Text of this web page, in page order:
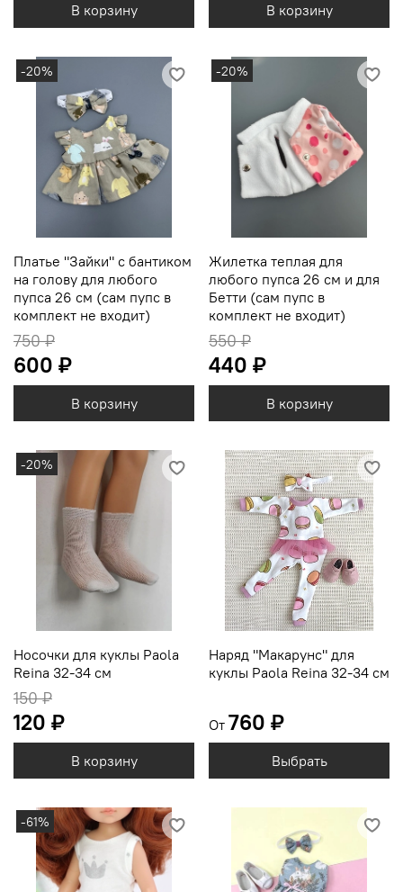
В корзину В корзину
-20%
Платье "Зайки" с бантиком
на голову для любого
пупса 26 см (сам пупс в
комплект не входит)
750 ₽
600 ₽
В корзину
-20%
Жилетка теплая для
любого пупса 26 см и для
Бетти (сам пупс в
комплект не входит)
550 ₽
440 ₽
В корзину
-20%
Носочки для куклы Paola
Reina 32-34 см
150 ₽
120 ₽
В корзину
Наряд "Макарунс" для
куклы Paola Reina 32-34 см
От 760 ₽
Выбрать
-61%